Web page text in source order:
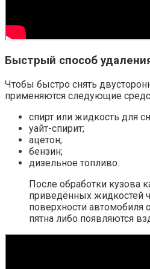
Быстрый способ
Чтобы быстро снять
применяются следующие
спирт или жидкость для
уайт-спирит;
ацетон;
бензин;
дизельное топливо.
После обработки кузова
приведённых жидкостей
поверхности автомобиля
пятна либо появляются